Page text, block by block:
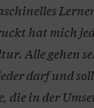
hat mich
Alle gehen
darf und
die in der